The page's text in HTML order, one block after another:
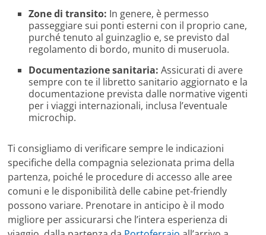
Zone di transito: In genere, è permesso
passeggiare sui ponti esterni con il proprio cane,
purché tenuto al guinzaglio e, se previsto dal
regolamento di bordo, munito di museruola.
Documentazione sanitaria: Assicurati di avere
sempre con te il libretto sanitario aggiornato e la
documentazione prevista dalle normative vigenti
per i viaggi internazionali, inclusa l’eventuale
microchip.
Ti consigliamo di verificare sempre le indicazioni
specifiche della compagnia selezionata prima della
partenza, poiché le procedure di accesso alle aree
comuni e le disponibilità delle cabine pet-friendly
possono variare. Prenotare in anticipo è il modo
migliore per assicurarsi che l’intera esperienza di